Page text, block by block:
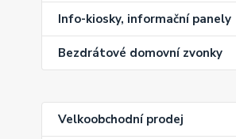
Info-kiosky, informační panely
Bezdrátové domovní zvonky
Velkoobchodní prodej